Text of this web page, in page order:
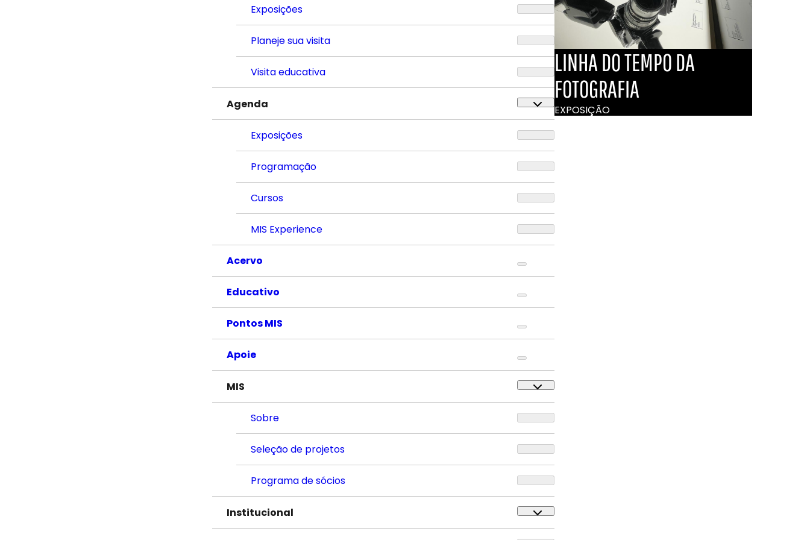
Exposições
Planeje sua visita
Visita educativa
Agenda
Exposições
Programação
Cursos
MIS Experience
Acervo
Educativo
Pontos MIS
Apoie
MIS
Sobre
Seleção de projetos
Programa de sócios
Institucional
LINHA DO TEMPO DA
FOTOGRAFIA
EXPOSIÇÃO